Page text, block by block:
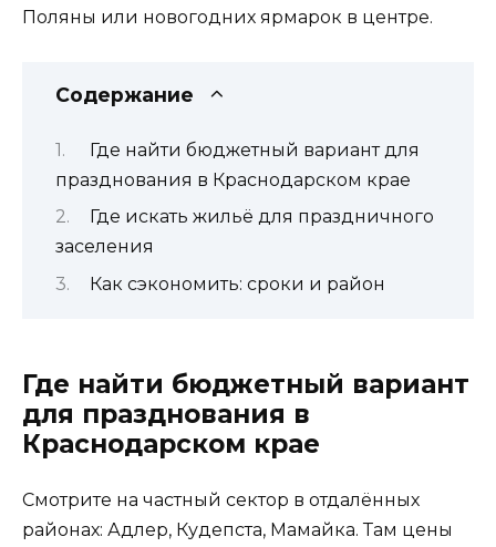
Поляны или новогодних ярмарок в центре.
Содержание
Где найти бюджетный вариант для
празднования в Краснодарском крае
Где искать жильё для праздничного
заселения
Как сэкономить: сроки и район
Где найти бюджетный вариант
для празднования в
Краснодарском крае
Смотрите на частный сектор в отдалённых
районах: Адлер, Кудепста, Мамайка. Там цены